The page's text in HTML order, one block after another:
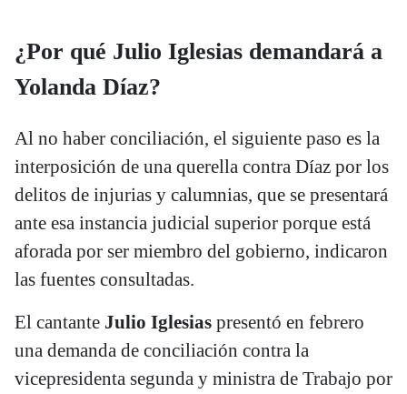
¿Por qué Julio Iglesias demandará a
Yolanda Díaz?
Al no haber conciliación, el siguiente paso es la
interposición de una querella contra Díaz por los
delitos de injurias y calumnias, que se presentará
ante esa instancia judicial superior porque está
aforada por ser miembro del gobierno, indicaron
las fuentes consultadas.
El cantante Julio Iglesias presentó en febrero
una demanda de conciliación contra la
vicepresidenta segunda y ministra de Trabajo por